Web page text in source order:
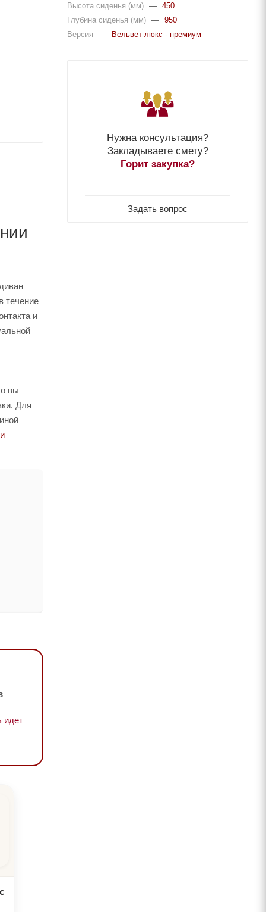
течение
и
вы
Для
идет
Высота сиденья (мм) — 450
Глубина сиденья (мм) — 950
Версия
— Вельвет-люкс - премиум
Нужна консультация?
Закладываете смету?
Горит закупка?
Задать вопрос